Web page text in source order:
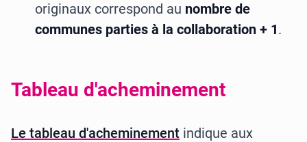
originaux correspond au nombre de
communes parties à la collaboration + 1.
Tableau d'acheminement
Le tableau d'acheminement indique aux